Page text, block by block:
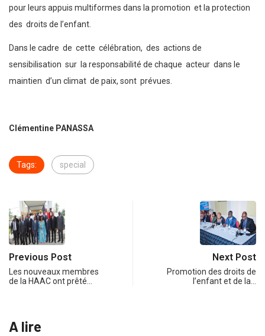
pour leurs appuis multiformes dans la promotion et la protection
des droits de l’enfant.
Dans le cadre de cette célébration, des actions de
sensibilisation sur la responsabilité de chaque acteur dans le
maintien d’un climat de paix, sont prévues.
Clémentine PANASSA
Tags: special
Previous Post
Les nouveaux membres
de la HAAC ont prêté…
Next Post
Promotion des droits de
l’enfant et de la…
A lire